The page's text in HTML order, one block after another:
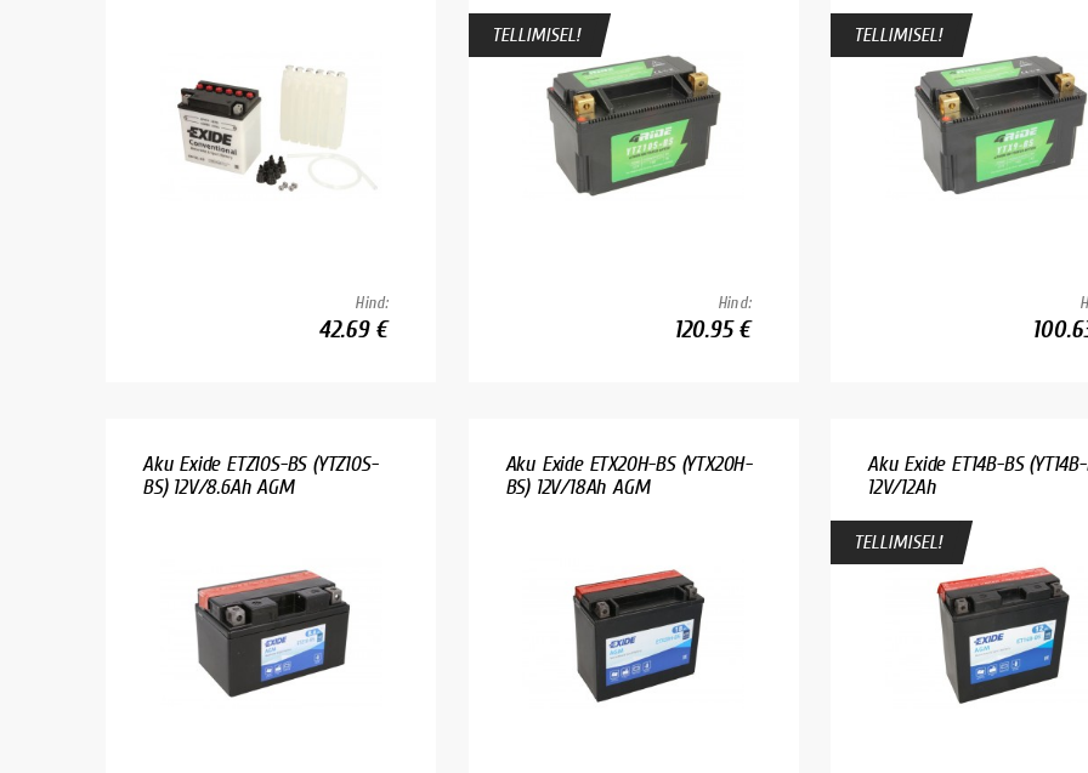
Hind:
42.69 €
TELLIMISEL!
Hind:
120.95 €
TELLIMISEL!
Aku Exide ETZ10S-BS (YTZ10S-
BS) 12V/8.6Ah AGM
Aku Exide ETX20H-BS (YTX20H-
BS) 12V/18Ah AGM
Aku Exide ET14B-BS (YT14B-
12V/12Ah
TELLIMISEL!